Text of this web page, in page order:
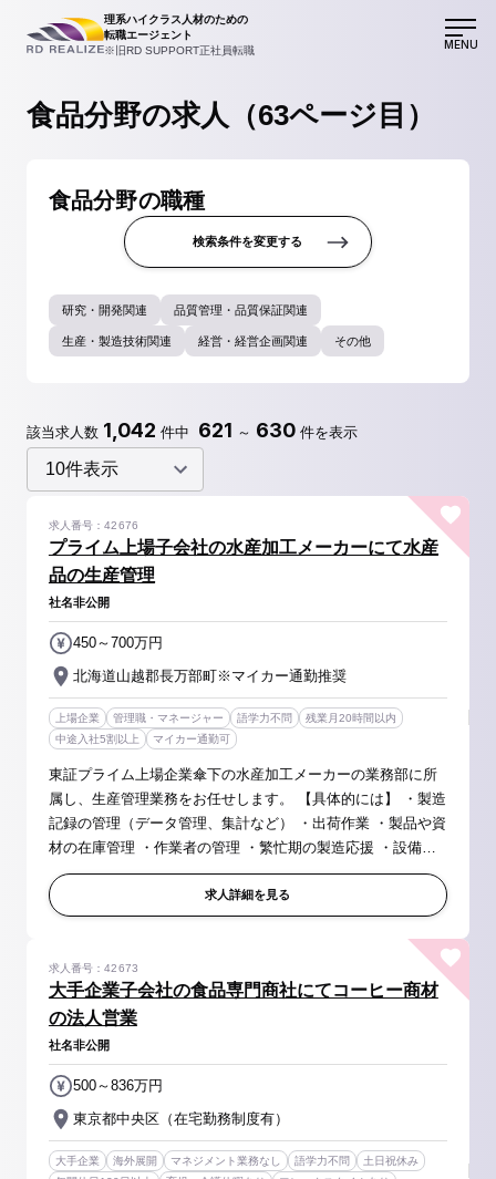
理系ハイクラス人材のための
転職エージェント
※旧RD SUPPORT正社員転職
MENU
食品分野の求人（63ページ目）
食品分野の職種
検索条件を変更する
研究・開発関連 品質管理・品質保証関連
生産・製造技術関連 経営・経営企画関連 その他
該当求人数 1,042 件中 621 ～ 630 件を表示
プライム上場子会社の水産加工メーカーにて水産
品の生産管理
求人番号：42676
社名非公開
北海道山越郡長万部町※マイカー通勤推奨
450～700万円
上場企業 管理職・マネージャー 語学力不問
残業月20時間以内
中途入社5割以上
マイカー通勤可
東証プライム上場企業傘下の水産加工メーカーの業務部に所
属し、生産管理業務をお任せします。 【具体的には】 ・製造
記録の管理（データ管理、集計など） ・出荷作業 ・製品や資
材の在庫管理 ・作業者の管理 ・繁忙期の製造応援 ・設備の
点検 ・その他付随業務 【取り扱い商材】 ほたて製品／いく
らしょ...
求人詳細を見る
大手企業子会社の食品専門商社にてコーヒー商材
の法人営業
求人番号：42673
社名非公開
東京都中央区（在宅勤務制度有）
500～836万円
大手企業 海外展開 マネジメント業務なし 語学力不問
土日祝休み